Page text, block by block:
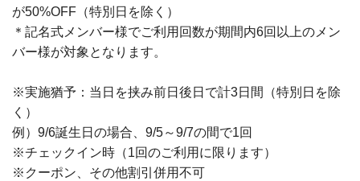
が50%OFF （特別日を除く）
＊記名式メンバー様でご利用回数が期間内6回以上のメン
バー様が対象となります。
※実施猶予：当日を挟み前日後日で計3日間（特別日を除
く）
例）9/6誕生日の場合、9/5～9/7の間で1回
※チェックイン時（1回のご利用に限ります）
※クーポン、その他割引併用不可